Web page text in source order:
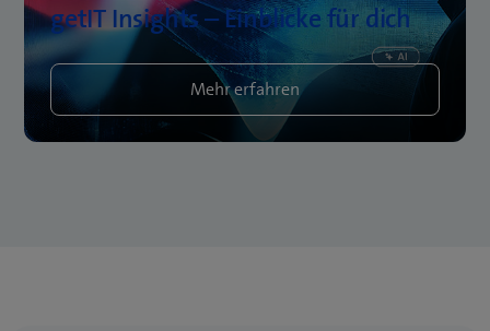
getIT Insights – Einblicke für dich
Mehr erfahren